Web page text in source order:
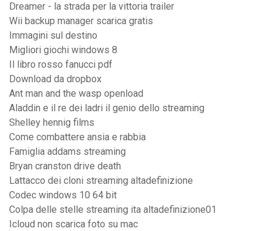
Dreamer - la strada per la vittoria trailer
Wii backup manager scarica gratis
Immagini sul destino
Migliori giochi windows 8
Il libro rosso fanucci pdf
Download da dropbox
Ant man and the wasp openload
Aladdin e il re dei ladri il genio dello streaming
Shelley hennig films
Come combattere ansia e rabbia
Famiglia addams streaming
Bryan cranston drive death
Lattacco dei cloni streaming altadefinizione
Codec windows 10 64 bit
Colpa delle stelle streaming ita altadefinizione01
Icloud non scarica foto su mac